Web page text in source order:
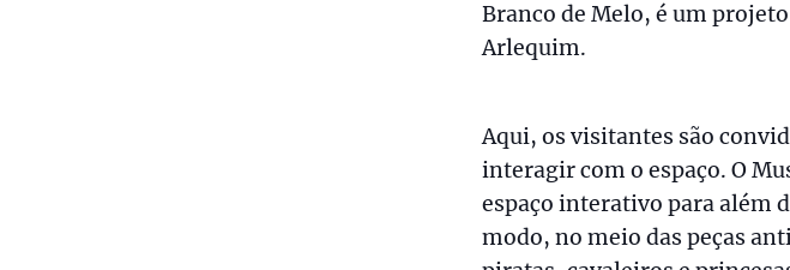
Branco de Melo, é um
Arlequim.
Aqui, os visitantes são
interagir com o espaço. O
espaço interativo para além
modo, no meio das peças